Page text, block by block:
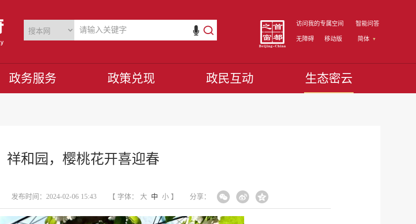
访问我的专属空间 智能问答
无障碍 移动版 简体
政务服务 政策兑现 政民互动 生态密云
祥和园，樱桃花开喜迎春
发布时间：2024-02-06 15:43 【 字体： 大 中 小】 分享：